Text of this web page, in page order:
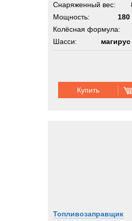
Снаряженный вес:
Мощность:
180
Колёсная формула:
Шасси:
магирус
Купить
Топливозаправщик